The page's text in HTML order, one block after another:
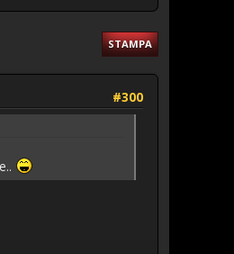
STAMPA
#300